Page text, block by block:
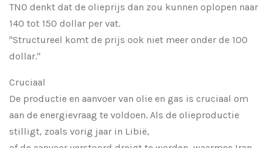
TNO denkt dat de olieprijs dan zou kunnen oplopen naar
140 tot 150 dollar per vat.
"Structureel komt de prijs ook niet meer onder de 100
dollar."
Cruciaal
De productie en aanvoer van olie en gas is cruciaal om
aan de energievraag te voldoen. Als de olieproductie
stilligt, zoals vorig jaar in Libië,